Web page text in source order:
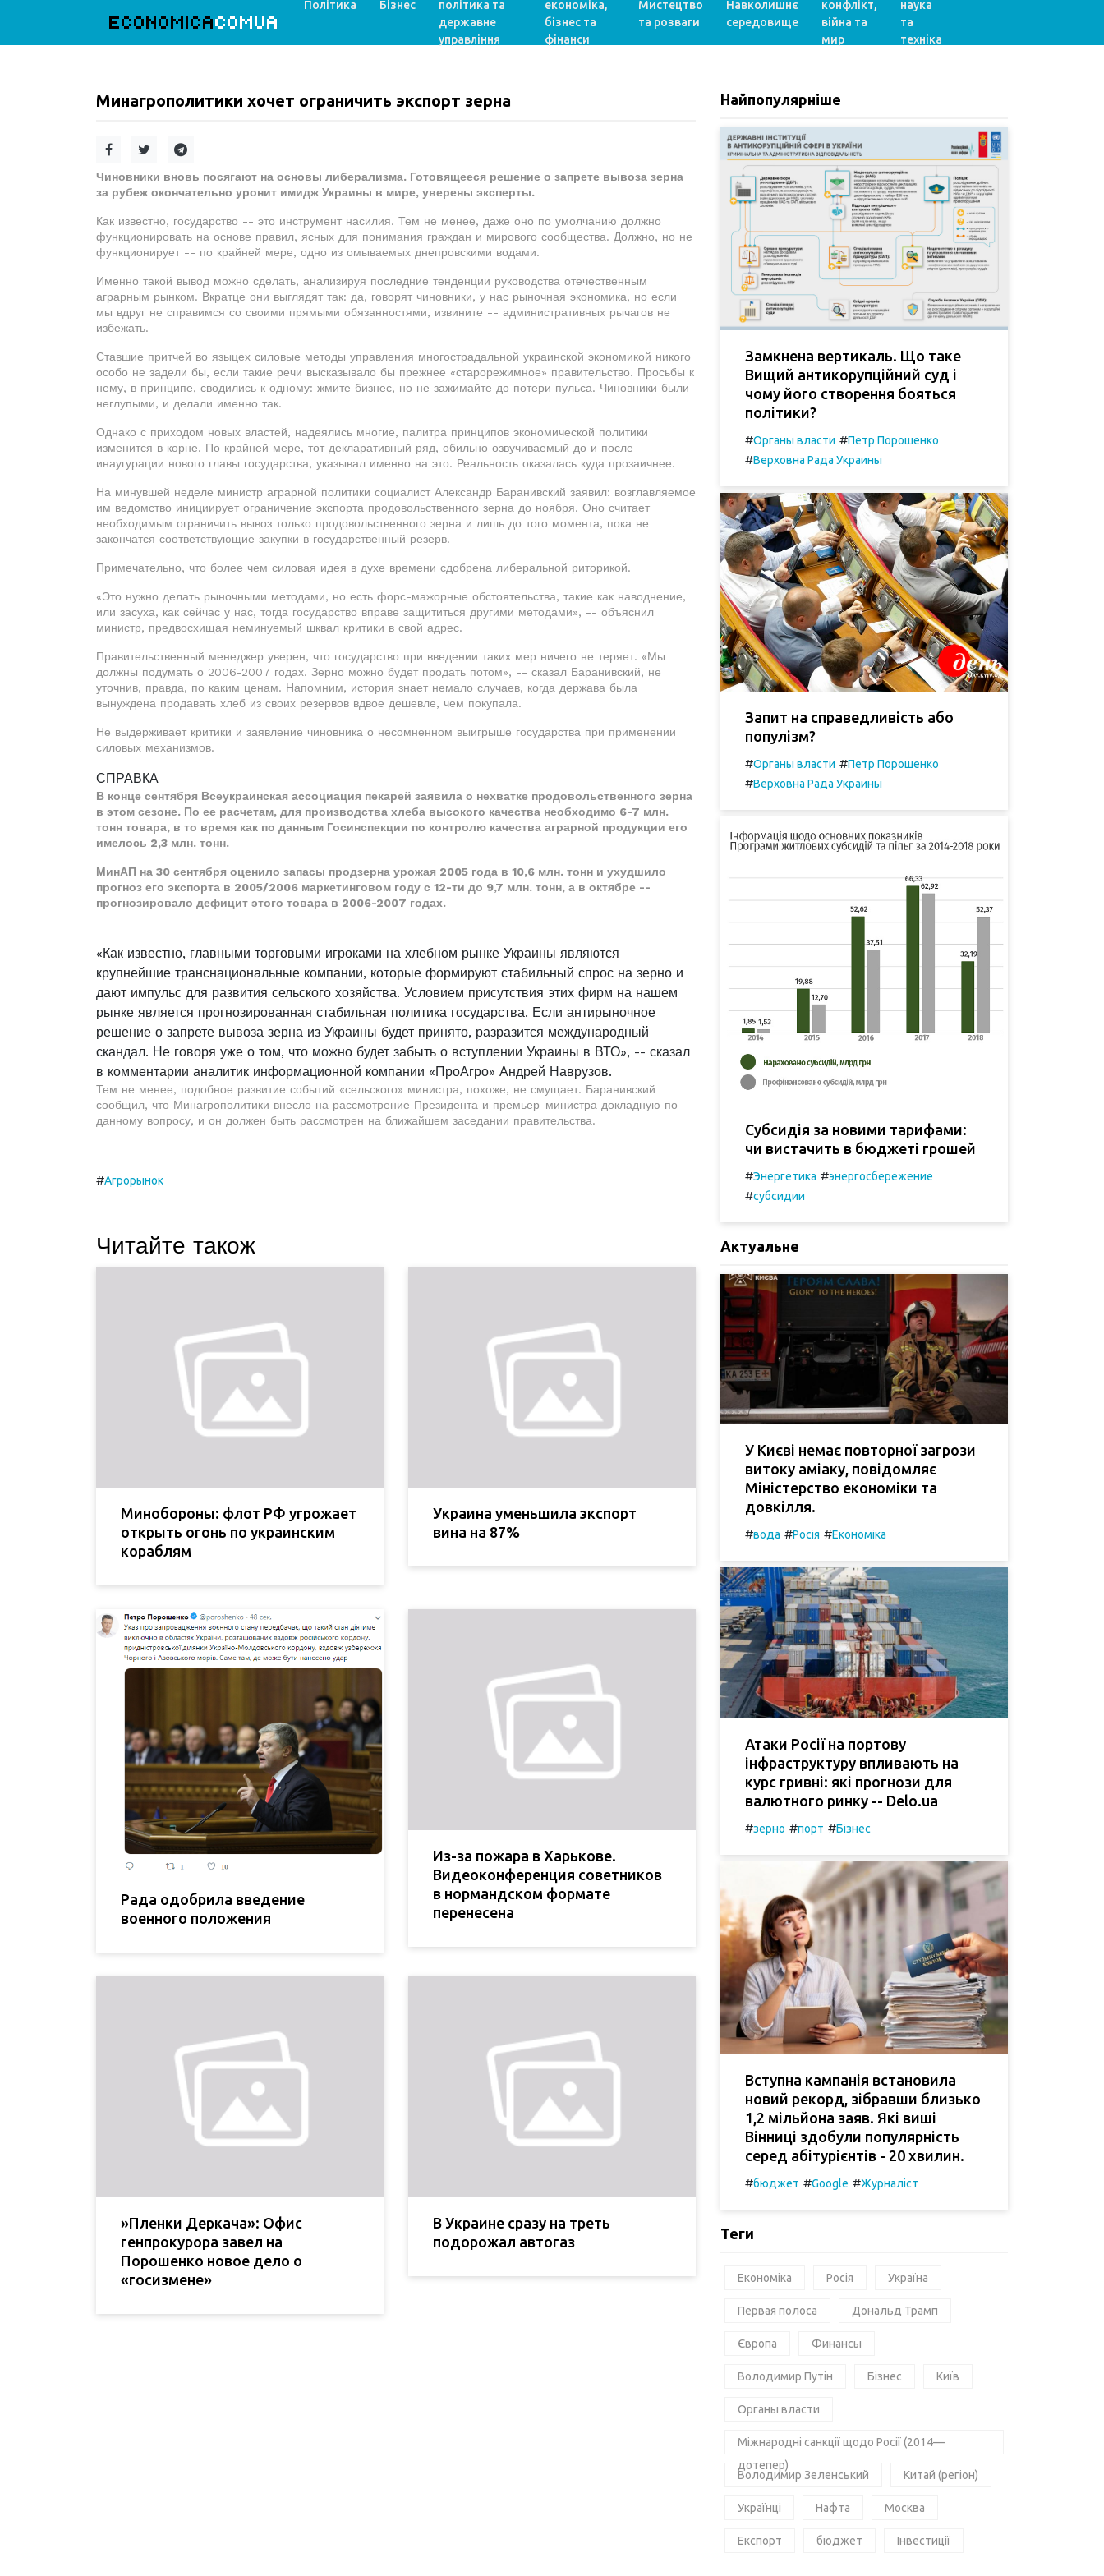
ECONOMICACOMUA
Політика Бізнес
політика та
державне
управління
економіка,
бізнес та
фінанси
Мистецтво
та розваги
Навколишнє
середовище
конфлікт,
війна та
мир
наука
та
техніка
Минагрополитики хочет ограничить экспорт зерна
Чиновники вновь посягают на основы либерализма. Готовящееся решение о запрете вывоза зерна
за рубеж окончательно уронит имидж Украины в мире, уверены эксперты.
Как известно, государство -- это инструмент насилия. Тем не менее, даже оно по умолчанию должно
функционировать на основе правил, ясных для понимания граждан и мирового сообщества. Должно, но не
функционирует -- по крайней мере, одно из омываемых днепровскими водами.
Именно такой вывод можно сделать, анализируя последние тенденции руководства отечественным
аграрным рынком. Вкратце они выглядят так: да, говорят чиновники, у нас рыночная экономика, но если
мы вдруг не справимся со своими прямыми обязанностями, извините -- административных рычагов не
избежать.
Ставшие притчей во языцех силовые методы управления многострадальной украинской экономикой никого
особо не задели бы, если такие речи высказывало бы прежнее «старорежимное» правительство. Просьбы к
нему, в принципе, сводились к одному: жмите бизнес, но не зажимайте до потери пульса. Чиновники были
неглупыми, и делали именно так.
Однако с приходом новых властей, надеялись многие, палитра принципов экономической политики
изменится в корне. По крайней мере, тот декларативный ряд, обильно озвучиваемый до и после
инаугурации нового главы государства, указывал именно на это. Реальность оказалась куда прозаичнее.
На минувшей неделе министр аграрной политики социалист Александр Баранивский заявил: возглавляемое
им ведомство инициирует ограничение экспорта продовольственного зерна до ноября. Оно считает
необходимым ограничить вывоз только продовольственного зерна и лишь до того момента, пока не
закончатся соответствующие закупки в государственный резерв.
Примечательно, что более чем силовая идея в духе времени сдобрена либеральной риторикой.
«Это нужно делать рыночными методами, но есть форс-мажорные обстоятельства, такие как наводнение,
или засуха, как сейчас у нас, тогда государство вправе защититься другими методами», -- объяснил
министр, предвосхищая неминуемый шквал критики в свой адрес.
Правительственный менеджер уверен, что государство при введении таких мер ничего не теряет. «Мы
должны подумать о 2006-2007 годах. Зерно можно будет продать потом», -- сказал Баранивский, не
уточнив, правда, по каким ценам. Напомним, история знает немало случаев, когда держава была
вынуждена продавать хлеб из своих резервов вдвое дешевле, чем покупала.
Не выдерживает критики и заявление чиновника о несомненном выигрыше государства при применении
силовых механизмов.
СПРАВКА
В конце сентября Всеукраинская ассоциация пекарей заявила о нехватке продовольственного зерна
в этом сезоне. По ее расчетам, для производства хлеба высокого качества необходимо 6-7 млн.
тонн товара, в то время как по данным Госинспекции по контролю качества аграрной продукции его
имелось 2,3 млн. тонн.
МинАП на 30 сентября оценило запасы продзерна урожая 2005 года в 10,6 млн. тонн и ухудшило
прогноз его экспорта в 2005/2006 маркетинговом году с 12-ти до 9,7 млн. тонн, а в октябре --
прогнозировало дефицит этого товара в 2006-2007 годах.
«Как известно, главными торговыми игроками на хлебном рынке Украины являются
крупнейшие транснациональные компании, которые формируют стабильный спрос на зерно и
дают импульс для развития сельского хозяйства. Условием присутствия этих фирм на нашем
рынке является прогнозированная стабильная политика государства. Если антирыночное
решение о запрете вывоза зерна из Украины будет принято, разразится международный
скандал. Не говоря уже о том, что можно будет забыть о вступлении Украины в ВТО», -- сказал
в комментарии аналитик информационной компании «ПроАгро» Андрей Наврузов.
Тем не менее, подобное развитие событий «сельского» министра, похоже, не смущает. Баранивский
сообщил, что Минагрополитики внесло на рассмотрение Президента и премьер-министра докладную по
данному вопросу, и он должен быть рассмотрен на ближайшем заседании правительства.
#Агрорынок
Читайте також
Минобороны: флот РФ угрожает
открыть огонь по украинским
кораблям
Украина уменьшила экспорт
вина на 87%
Рада одобрила введение
военного положения
Из-за пожара в Харькове.
Видеоконференция советников
в нормандском формате
перенесена
»Пленки Деркача»: Офис
генпрокурора завел на
Порошенко новое дело о
«госизмене»
В Украине сразу на треть
подорожал автогаз
Найпопулярніше
Замкнена вертикаль. Що таке
Вищий антикорупційний суд і
чому його створення бояться
політики?
#Органы власти #Петр Порошенко
#Верховна Рада Украины
Запит на справедливість або
популізм?
#Органы власти #Петр Порошенко
#Верховна Рада Украины
Субсидія за новими тарифами:
чи вистачить в бюджеті грошей
#Энергетика #энергосбережение
#субсидии
Актуальне
У Києві немає повторної загрози
витоку аміаку, повідомляє
Міністерство економіки та
довкілля.
#вода #Росія #Економіка
Атаки Росії на портову
інфраструктуру впливають на
курс гривні: які прогнози для
валютного ринку -- Delo.ua
#зерно #порт #Бізнес
Вступна кампанія встановила
новий рекорд, зібравши близько
1,2 мільйона заяв. Які виші
Вінниці здобули популярність
серед абітурієнтів - 20 хвилин.
#бюджет #Google #Журналіст
Теги
Економіка Росія Україна
Первая полоса Дональд Трамп
Європа Финансы
Володимир Путін Бізнес Київ
Органы власти
Міжнародні санкції щодо Росії (2014—
дотепер)
Володимир Зеленський Китай (регіон)
Українці Нафта Москва
Експорт бюджет Інвестиції